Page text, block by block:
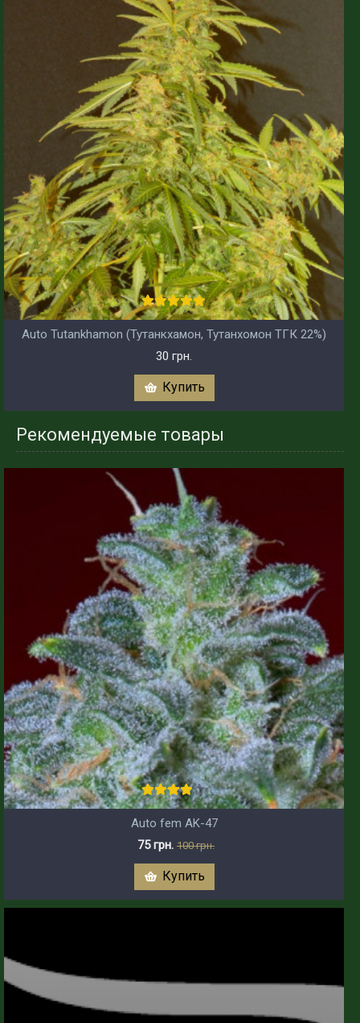
Auto Tutankhamon (Тутанкхамон, Тутанхомон ТГК 22%)
30 грн.
Купить
Рекомендуемые товары
Auto fem AK-47
75 грн. 100 грн.
Купить